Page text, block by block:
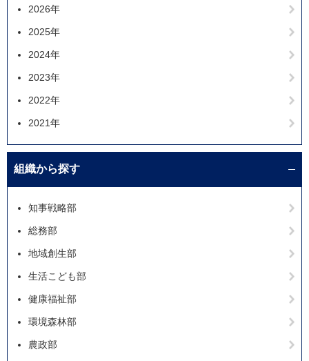
2026年
2025年
2024年
2023年
2022年
2021年
組織から探す
知事戦略部
総務部
地域創生部
生活こども部
健康福祉部
環境森林部
農政部